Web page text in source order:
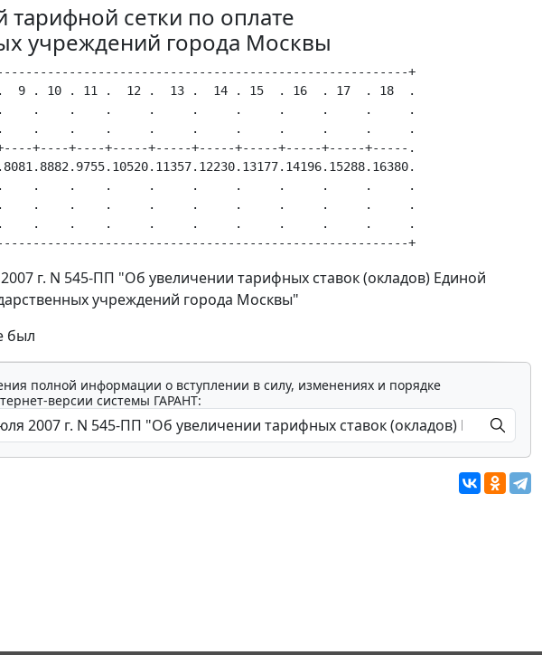
сетки по оплате
учреждений города Москвы
+
. 10 . 11 .  12 .  13 .  14 . 15  . 16  . 17  . 18  .
.    .    .    .     .     .     .     .     .     .     .
.    .    .    .     .     .     .     .     .     .     .
+----+----+-----+-----+-----+-----+-----+-----+-----.
.    .    .    .     .     .     .     .     .     .     .
.    .    .    .     .     .     .     .     .     .     .
.    .    .     .     .     .     .     .     .     .
г. N 545-ПП "Об увеличении тарифных ставок (окладов) Единой
учреждений города Москвы"
был
полной информации о вступлении в силу, изменениях и порядке
версии системы ГАРАНТ: